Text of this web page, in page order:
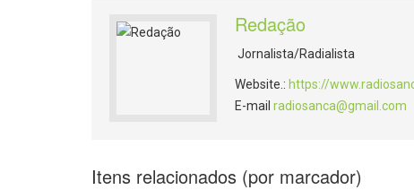
Redação
Jornalista/Radialista
Website.: https://
E-mail radiosanca@gmail.com
Itens relacionados (por marcador)